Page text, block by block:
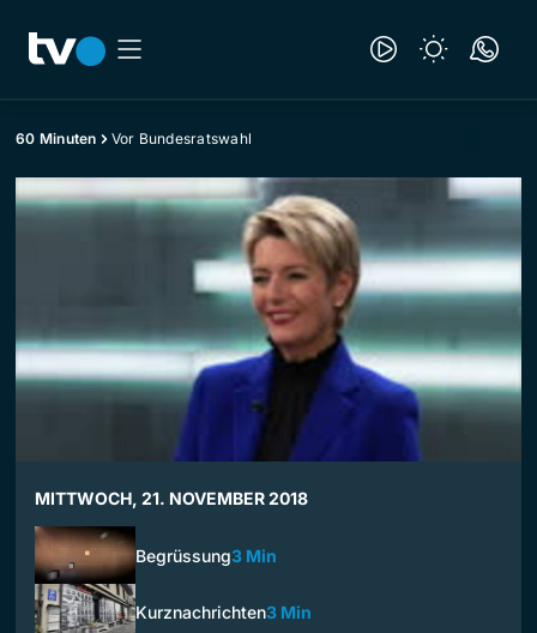
60 Minuten Vor Bundesratswahl
MITTWOCH, 21. NOVEMBER 2018
Begrüssung3 Min
Kurznachrichten3 Min